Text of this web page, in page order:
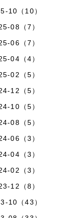
10（10）
08（7）
06（7）
04（4）
02（5）
12（5）
10（5）
08（5）
06（3）
04（3）
02（3）
12（8）
10（43）